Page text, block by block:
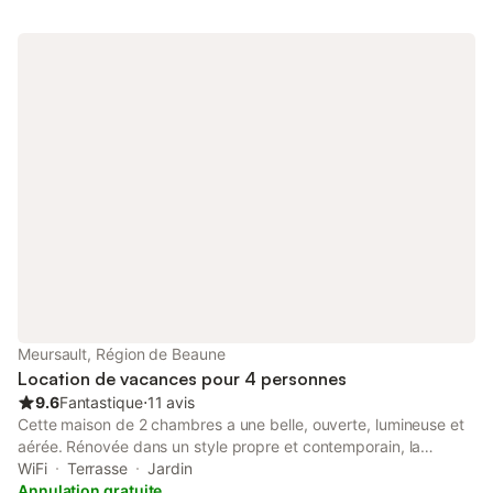
Meursault, Région de Beaune
Location de vacances pour 4 personnes
9.6Fantastique⋅11 avis
Cette maison de 2 chambres a une belle, ouverte, lumineuse et
aérée. Rénovée dans un style propre et contemporain, la
grande porte-fenêtre et les fenêtres à l'arrière de la maison
WiFi Terrasse
Jardin